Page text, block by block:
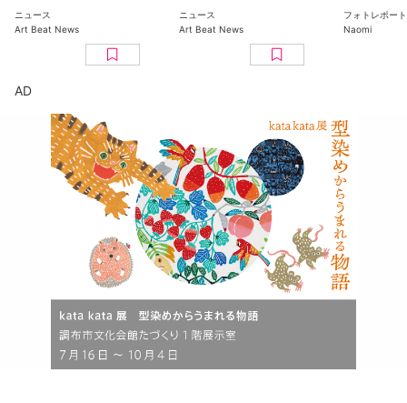
野の森美術館）で見
つけた、編集部おす
すめグッズ10選
ニュース
Art Beat News
陸。豊洲のCREVIA
BASE Tokyoで11月開
ニュース
Art Beat News
日本美術
ン 百花繚乱〜海を越
フォトレポート
Naomi
AD